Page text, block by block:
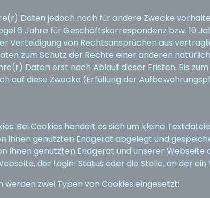
Daten jedoch noch für andere Zwecke
6 Jahre für Geschäftskorrespondenz bzw. 10
Verteidigung von Rechtsansprüchen aus
zum Schutz der Rechte einer anderen
Daten erst nach Ablauf dieser Fristen. Bis
auf diese Zwecke (Erfüllung der
Bei Cookies handelt es sich um kleine
Ihnen genutzten Endgerät abgelegt und
Ihnen genutzten Endgerät und unserer Webseite
der Login-Status oder die Stelle, an der ein
werden zwei Typen von Cookies eingesetzt: